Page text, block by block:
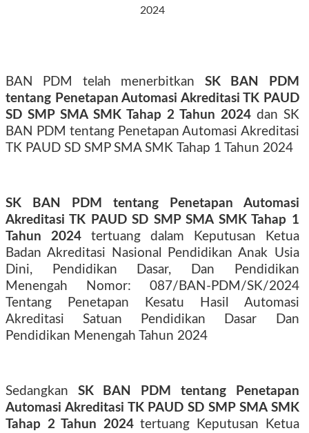
2024
BAN PDM telah menerbitkan SK BAN PDM
tentang Penetapan Automasi Akreditasi TK PAUD
SD SMP SMA SMK Tahap 2 Tahun 2024dan SK
BAN PDM tentang Penetapan Automasi Akreditasi
TK PAUD SD SMP SMA SMK Tahap 1 Tahun 2024
SK BAN PDM tentang Penetapan Automasi
Akreditasi TK PAUD SD SMP SMA SMK Tahap 1
Tahun 2024tertuang dalam Keputusan Ketua
Badan Akreditasi Nasional Pendidikan Anak Usia
Dini, Pendidikan Dasar, Dan Pendidikan
Menengah Nomor: 087/BAN-PDM/SK/2024
Tentang Penetapan Kesatu Hasil Automasi
Akreditasi Satuan Pendidikan Dasar Dan
Pendidikan Menengah Tahun 2024
Sedangkan SK BAN PDM tentang Penetapan
Automasi Akreditasi TK PAUD SD SMP SMA SMK
Tahap 2 Tahun 2024tertuang Keputusan Ketua